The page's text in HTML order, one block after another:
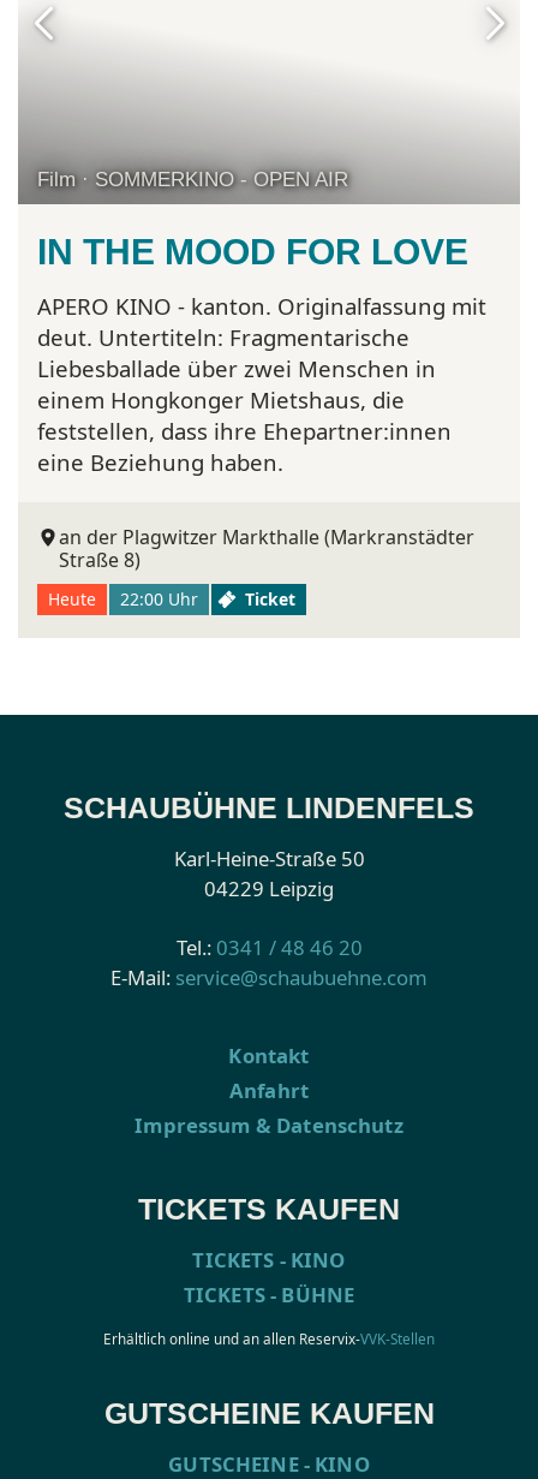
Film · SOMMERKINO - OPEN AIR
IN THE MOOD FOR LOVE
APERO KINO - kanton. Originalfassung mit
deut. Untertiteln: Fragmentarische
Liebesballade über zwei Menschen in
einem Hongkonger Mietshaus, die
feststellen, dass ihre Ehepartner:innen
eine Beziehung haben.
an der Plagwitzer Markthalle (Markranstädter
Straße 8)
Heute 22:00 Uhr Ticket
SCHAUBÜHNE LINDENFELS
Karl-Heine-Straße 50
04229 Leipzig
Tel.: 0341 / 48 46 20
E-Mail: service@schaubuehne.com
Kontakt
Anfahrt
Impressum & Datenschutz
TICKETS KAUFEN
TICKETS - KINO
TICKETS - BÜHNE
Erhältlich online und an allen Reservix-VVK-Stellen
GUTSCHEINE KAUFEN
GUTSCHEINE - KINO